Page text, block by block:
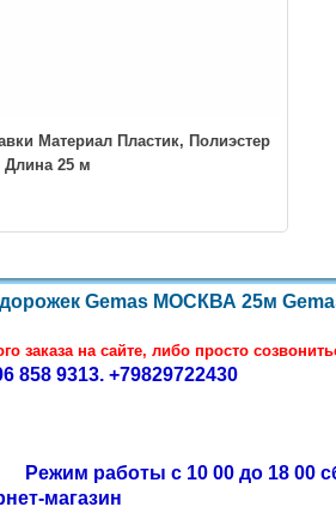
Материал Пластик, Полиэстер
Длина 25 м
Gemas МОСКВА 25м
заказа на сайте, либо просто
858 9313. +79829722430
работы с 10 00 до 18 00
магазин